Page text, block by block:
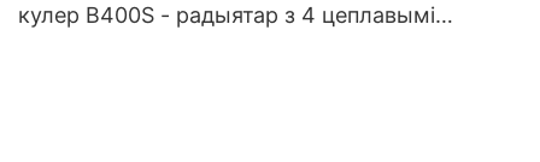
кулер B400S - радыятар з 4 цеплавымі